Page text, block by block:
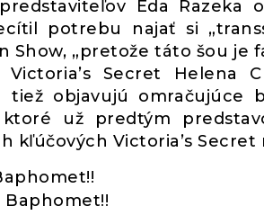
Eda Razeka
potrebu najať si
Show, „pretože táto šou je
Secret Helena
tiež objavujú omračujúce
už predtým
kľúčových Victoria’s Secret